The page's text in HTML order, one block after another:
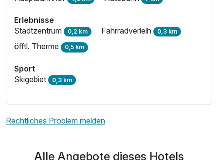
Erlebnisse
Stadtzentrum 0,2 km Fahrradverleih 0,3 km
öfftl. Therme 0,5 km
Sport
Skigebiet 0,3 km
Rechtliches Problem melden
Alle Angebote dieses Hotels